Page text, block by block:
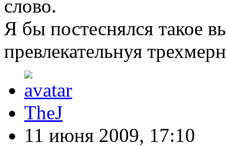
слово.
Я бы постеснялся такое
превлекательнуя
TheJ
11 июня 2009, 17:10